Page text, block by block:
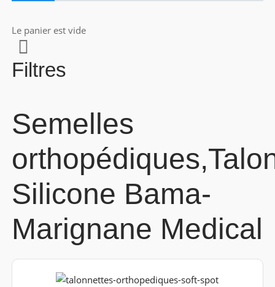
Le panier est vide
Filtres
Semelles
Silicone Bama-
Marignane Medical